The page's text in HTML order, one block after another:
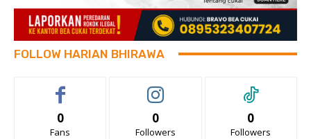
FOLLOW HARIAN BHIRAWA
0
Fans
0
Followers
0
Followers